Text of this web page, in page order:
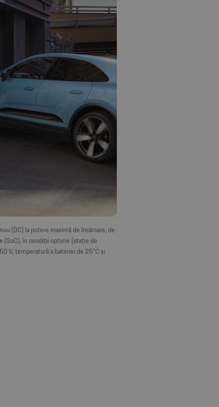
(DC) la putere maximă de încărcare, de
(SoC), în condiții optime (stație de
V, temperatură a bateriei de 25°C și